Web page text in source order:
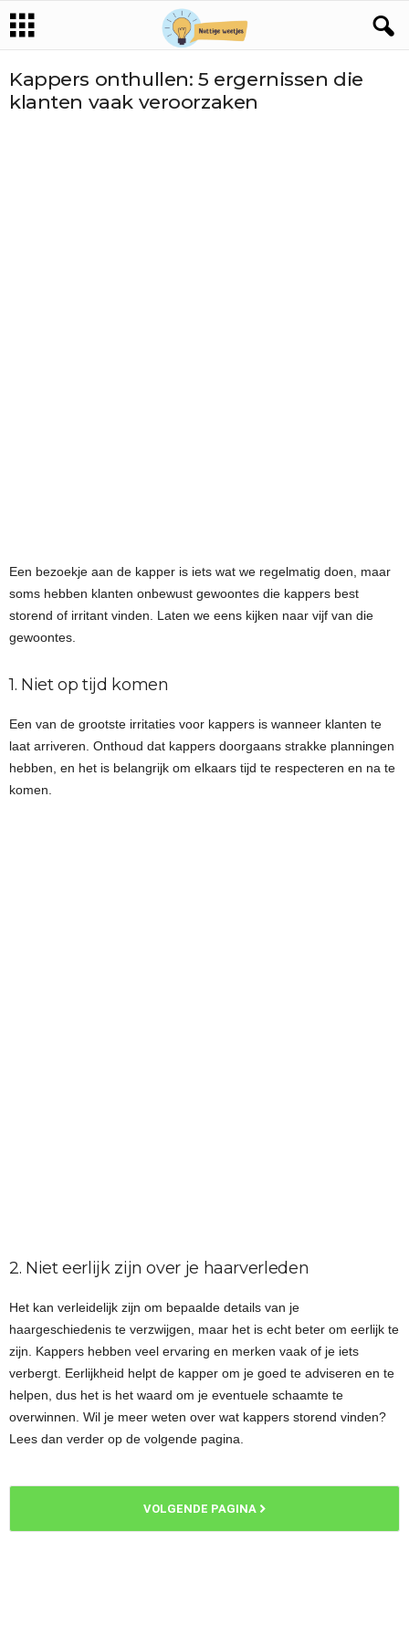
Kappers onthullen: 5 ergernissen die
klanten vaak veroorzaken
Een bezoekje aan de kapper is iets wat we regelmatig doen, maar
soms hebben klanten onbewust gewoontes die kappers best
storend of irritant vinden. Laten we eens kijken naar vijf van die
gewoontes.
1. Niet op tijd komen
Een van de grootste irritaties voor kappers is wanneer klanten te
laat arriveren. Onthoud dat kappers doorgaans strakke planningen
hebben, en het is belangrijk om elkaars tijd te respecteren en na te
komen.
2. Niet eerlijk zijn over je haarverleden
Het kan verleidelijk zijn om bepaalde details van je
haargeschiedenis te verzwijgen, maar het is echt beter om eerlijk te
zijn. Kappers hebben veel ervaring en merken vaak of je iets
verbergt. Eerlijkheid helpt de kapper om je goed te adviseren en te
helpen, dus het is het waard om je eventuele schaamte te
overwinnen. Wil je meer weten over wat kappers storend vinden?
Lees dan verder op de volgende pagina.
VOLGENDE PAGINA